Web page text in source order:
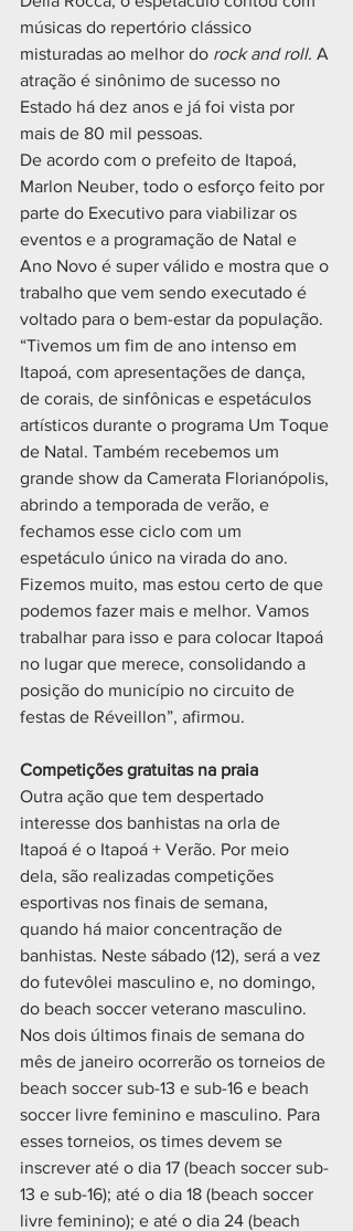
músicas do repertório clássico
misturadas ao melhor do rock and roll. A
atração é sinônimo de sucesso no
Estado há dez anos e já foi vista por
mais de 80 mil pessoas.
De acordo com o prefeito de Itapoá,
Marlon Neuber, todo o esforço feito por
parte do Executivo para viabilizar os
eventos e a programação de Natal e
Ano Novo é super válido e mostra que o
trabalho que vem sendo executado é
voltado para o bem-estar da população.
“Tivemos um fim de ano intenso em
Itapoá, com apresentações de dança,
de corais, de sinfônicas e espetáculos
artísticos durante o programa Um Toque
de Natal. Também recebemos um
grande show da Camerata Florianópolis,
abrindo a temporada de verão, e
fechamos esse ciclo com um
espetáculo único na virada do ano.
Fizemos muito, mas estou certo de que
podemos fazer mais e melhor. Vamos
trabalhar para isso e para colocar Itapoá
no lugar que merece, consolidando a
posição do município no circuito de
festas de Réveillon”, afirmou.
Competições gratuitas na praia
Outra ação que tem despertado
interesse dos banhistas na orla de
Itapoá é o Itapoá + Verão. Por meio
dela, são realizadas competições
esportivas nos finais de semana,
quando há maior concentração de
banhistas. Neste sábado (12), será a vez
do futevôlei masculino e, no domingo,
do beach soccer veterano masculino.
Nos dois últimos finais de semana do
mês de janeiro ocorrerão os torneios de
beach soccer sub-13 e sub-16 e beach
soccer livre feminino e masculino. Para
esses torneios, os times devem se
inscrever até o dia 17 (beach soccer sub-
13 e sub-16); até o dia 18 (beach soccer
livre feminino); e até o dia 24 (beach